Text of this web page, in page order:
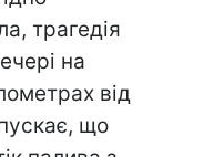
трагедія
на
від
що